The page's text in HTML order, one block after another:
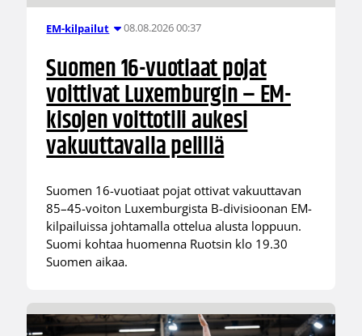
EM-kilpailut 08.08.2026 00:37
Suomen 16-vuotiaat pojat
voittivat Luxemburgin – EM-
kisojen voittotili aukesi
vakuuttavalla pelillä
Suomen 16-vuotiaat pojat ottivat vakuuttavan
85–45-voiton Luxemburgista B-divisioonan EM-
kilpailuissa johtamalla ottelua alusta loppuun.
Suomi kohtaa huomenna Ruotsin klo 19.30
Suomen aikaa.